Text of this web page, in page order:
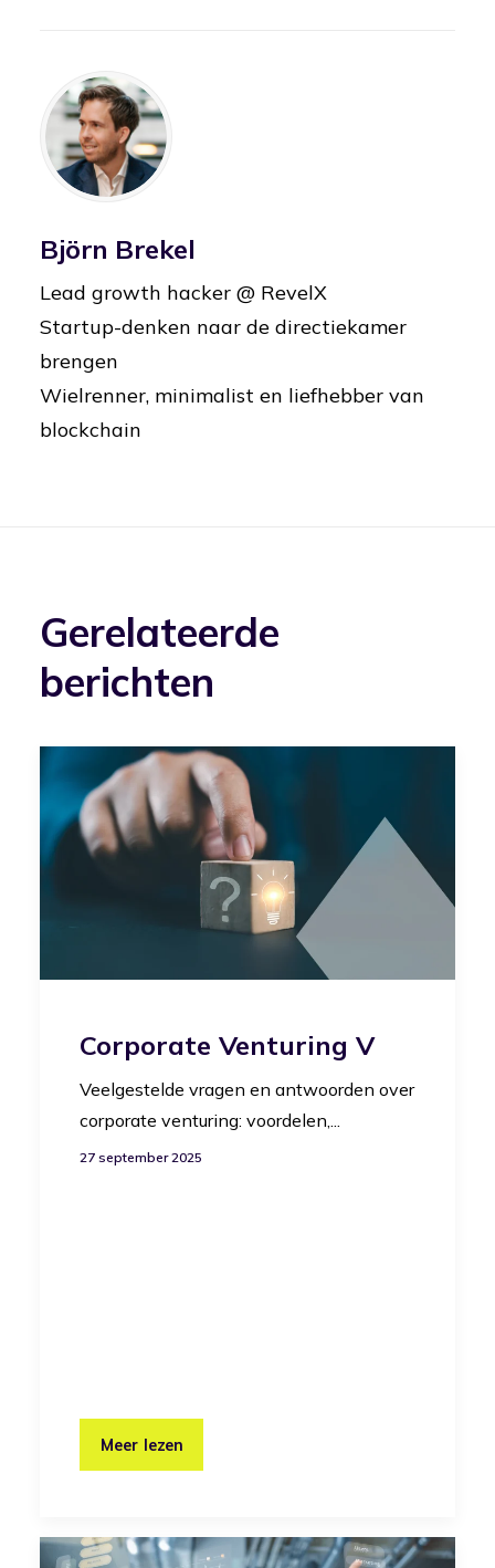
Björn Brekel
Lead growth hacker @ RevelX
Startup-denken naar de directiekamer
brengen
Wielrenner, minimalist en liefhebber van
blockchain
Gerelateerde
berichten
Corporate Venturing V
Veelgestelde vragen en antwoorden over
corporate venturing: voordelen,...
27 september 2025
Meer lezen